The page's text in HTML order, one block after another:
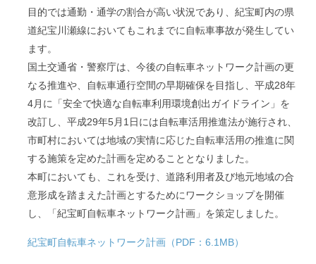
目的では通勤・通学の割合が高い状況であり、紀宝町内の県
道紀宝川瀬線においてもこれまでに自転車事故が発生してい
ます。
国土交通省・警察庁は、今後の自転車ネットワーク計画の更
なる推進や、自転車通行空間の早期確保を目指し、平成28年
4月に「安全で快適な自転車利用環境創出ガイドライン」を
改訂し、平成29年5月1日には自転車活用推進法が施行され、
市町村においては地域の実情に応じた自転車活用の推進に関
する施策を定めた計画を定めることとなりました。
本町においても、これを受け、道路利用者及び地元地域の合
意形成を踏まえた計画とするためにワークショップを開催
し、「紀宝町自転車ネットワーク計画」を策定しました。
紀宝町自転車ネットワーク計画（PDF：6.1MB）